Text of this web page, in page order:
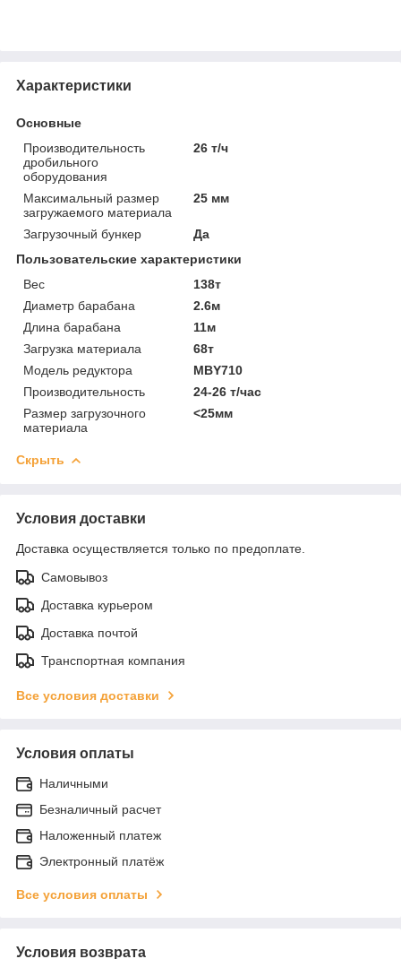
Характеристики
Основные
Производительность
дробильного
оборудования
26 т/ч
Максимальный размер
загружаемого материала
25 мм
Загрузочный бункер
Да
Пользовательские характеристики
Вес
138т
Диаметр барабана
2.6м
Длина барабана
11м
Загрузка материала
68т
Модель редуктора
MBY710
Производительность
24-26 т/час
Размер загрузочного
материала
<25мм
Скрыть
Условия доставки
Доставка осуществляется только по предоплате.
Самовывоз
Доставка курьером
Доставка почтой
Транспортная компания
Все условия доставки
Условия оплаты
Наличными
Безналичный расчет
Наложенный платеж
Электронный платёж
Все условия оплаты
Условия возврата